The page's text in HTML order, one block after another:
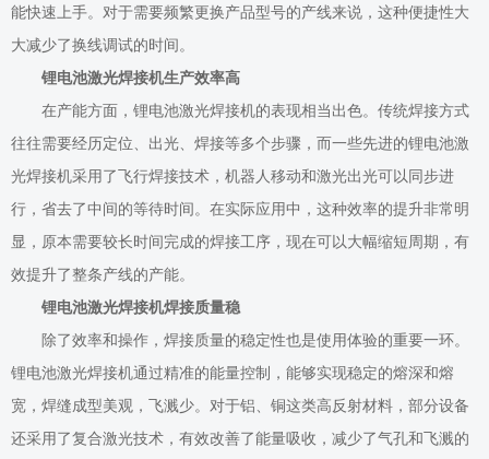
能快速上手。对于需要频繁更换产品型号的产线来说，这种便捷性大
大减少了换线调试的时间。
锂电池激光焊接机生产效率高
在产能方面，锂电池激光焊接机的表现相当出色。传统焊接方式
往往需要经历定位、出光、焊接等多个步骤，而一些先进的锂电池激
光焊接机采用了飞行焊接技术，机器人移动和激光出光可以同步进
行，省去了中间的等待时间。在实际应用中，这种效率的提升非常明
显，原本需要较长时间完成的焊接工序，现在可以大幅缩短周期，有
效提升了整条产线的产能。
锂电池激光焊接机焊接质量稳
除了效率和操作，焊接质量的稳定性也是使用体验的重要一环。
锂电池激光焊接机通过精准的能量控制，能够实现稳定的熔深和熔
宽，焊缝成型美观，飞溅少。对于铝、铜这类高反射材料，部分设备
还采用了复合激光技术，有效改善了能量吸收，减少了气孔和飞溅的